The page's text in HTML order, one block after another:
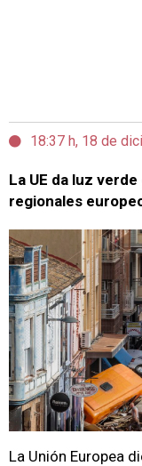
18:37 h, 18 de
La UE da luz
regionales
La Unión Europea